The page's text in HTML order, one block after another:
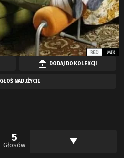
DODAJ DO KOLEKCJI
NADUŻYCIE
5
Głosów